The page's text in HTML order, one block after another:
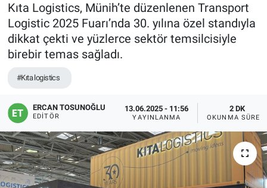
Kıta Logistics, Münih’te düzenlenen Transport
Logistic 2025 Fuarı’nda 30. yılına özel standıyla
dikkat çekti ve yüzlerce sektör temsilcisiyle
birebir temas sağladı.
#Kıta logistics
ERCAN TOSUNOĞLU
EDITÖR
13.06.2025 - 11:56
YAYINLANMA
2 DK
OKUNMA SÜRESI